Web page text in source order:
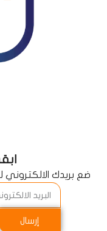
ضع بريدك
إرسال